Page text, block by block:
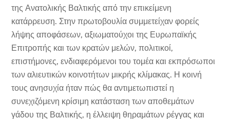
της Ανατολικής Βαλτικής από την επικείμενη
κατάρρευση. Στην πρωτοβουλία συμμετείχαν φορείς
λήψης αποφάσεων, αξιωματούχοι της Ευρωπαϊκής
Επιτροπής και των κρατών μελών, πολιτικοί,
επιστήμονες, ενδιαφερόμενοι του τομέα και εκπρόσωποι
των αλιευτικών κοινοτήτων μικρής κλίμακας. Η κοινή
τους ανησυχία ήταν πώς θα αντιμετωπιστεί η
συνεχιζόμενη κρίσιμη κατάσταση των αποθεμάτων
γάδου της Βαλτικής, η έλλειψη θηραμάτων ρέγγας και